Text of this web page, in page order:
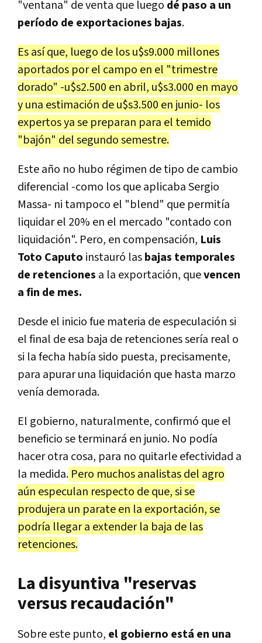
"ventana" de venta que luego dé paso a un
período de exportaciones bajas.
Es así que, luego de los u$s9.000 millones
aportados por el campo en el "trimestre
dorado" -u$s2.500 en abril, u$s3.000 en mayo
y una estimación de u$s3.500 en junio- los
expertos ya se preparan para el temido
"bajón" del segundo semestre.
Este año no hubo régimen de tipo de cambio
diferencial -como los que aplicaba Sergio
Massa- ni tampoco el "blend" que permitía
liquidar el 20% en el mercado "contado con
liquidación". Pero, en compensación, Luis
Toto Caputo instauró lasbajas temporales
de retenciones a la exportación, quevencen
a fin de mes.
Desde el inicio fue materia de especulación si
el final de esa baja de retenciones sería real o
si la fecha había sido puesta, precisamente,
para apurar una liquidación que hasta marzo
venía demorada.
El gobierno, naturalmente, confirmó que el
beneficio se terminará en junio. No podía
hacer otra cosa, para no quitarle efectividad a
la medida. Pero muchos analistas del agro
aún especulan respecto de que, si se
produjera un parate en la exportación, se
podría llegar a extender la baja de las
retenciones.
La disyuntiva "reservas
versus recaudación"
Sobre este punto, el gobierno está en una